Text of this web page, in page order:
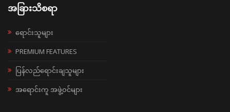
အခြားသိစရာ
ရောင်းသူများ
PREMIUM FEATURES
ပြန်လည်ရောင်းချသူများ
အရောင်းကူ အဖွဲ့ဝင်များ